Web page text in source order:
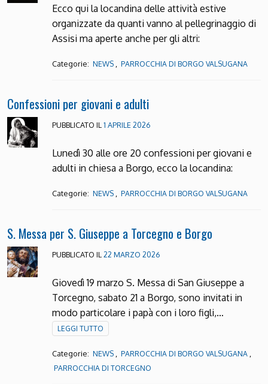
Ecco qui la locandina delle attività estive
organizzate da quanti vanno al pellegrinaggio di
Assisi ma aperte anche per gli altri:
Categorie: NEWS PARROCCHIA DI BORGO VALSUGANA
Confessioni per giovani e adulti
PUBBLICATO IL 1 APRILE 2026
Lunedì 30 alle ore 20 confessioni per giovani e
adulti in chiesa a Borgo, ecco la locandina:
Categorie: NEWS PARROCCHIA DI BORGO VALSUGANA
S. Messa per S. Giuseppe a Torcegno e Borgo
PUBBLICATO IL 22 MARZO 2026
Giovedì 19 marzo S. Messa di San Giuseppe a
Torcegno, sabato 21 a Borgo, sono invitati in
modo particolare i papà con i loro figli,…
LEGGI TUTTO
Categorie: NEWS PARROCCHIA DI BORGO VALSUGANA
PARROCCHIA DI TORCEGNO